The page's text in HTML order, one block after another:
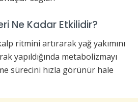
Ne Kadar Etkilidir?
ritmini artırarak yağ yakımını
yapıldığında metabolizmayı
sürecini hızla görünür hale